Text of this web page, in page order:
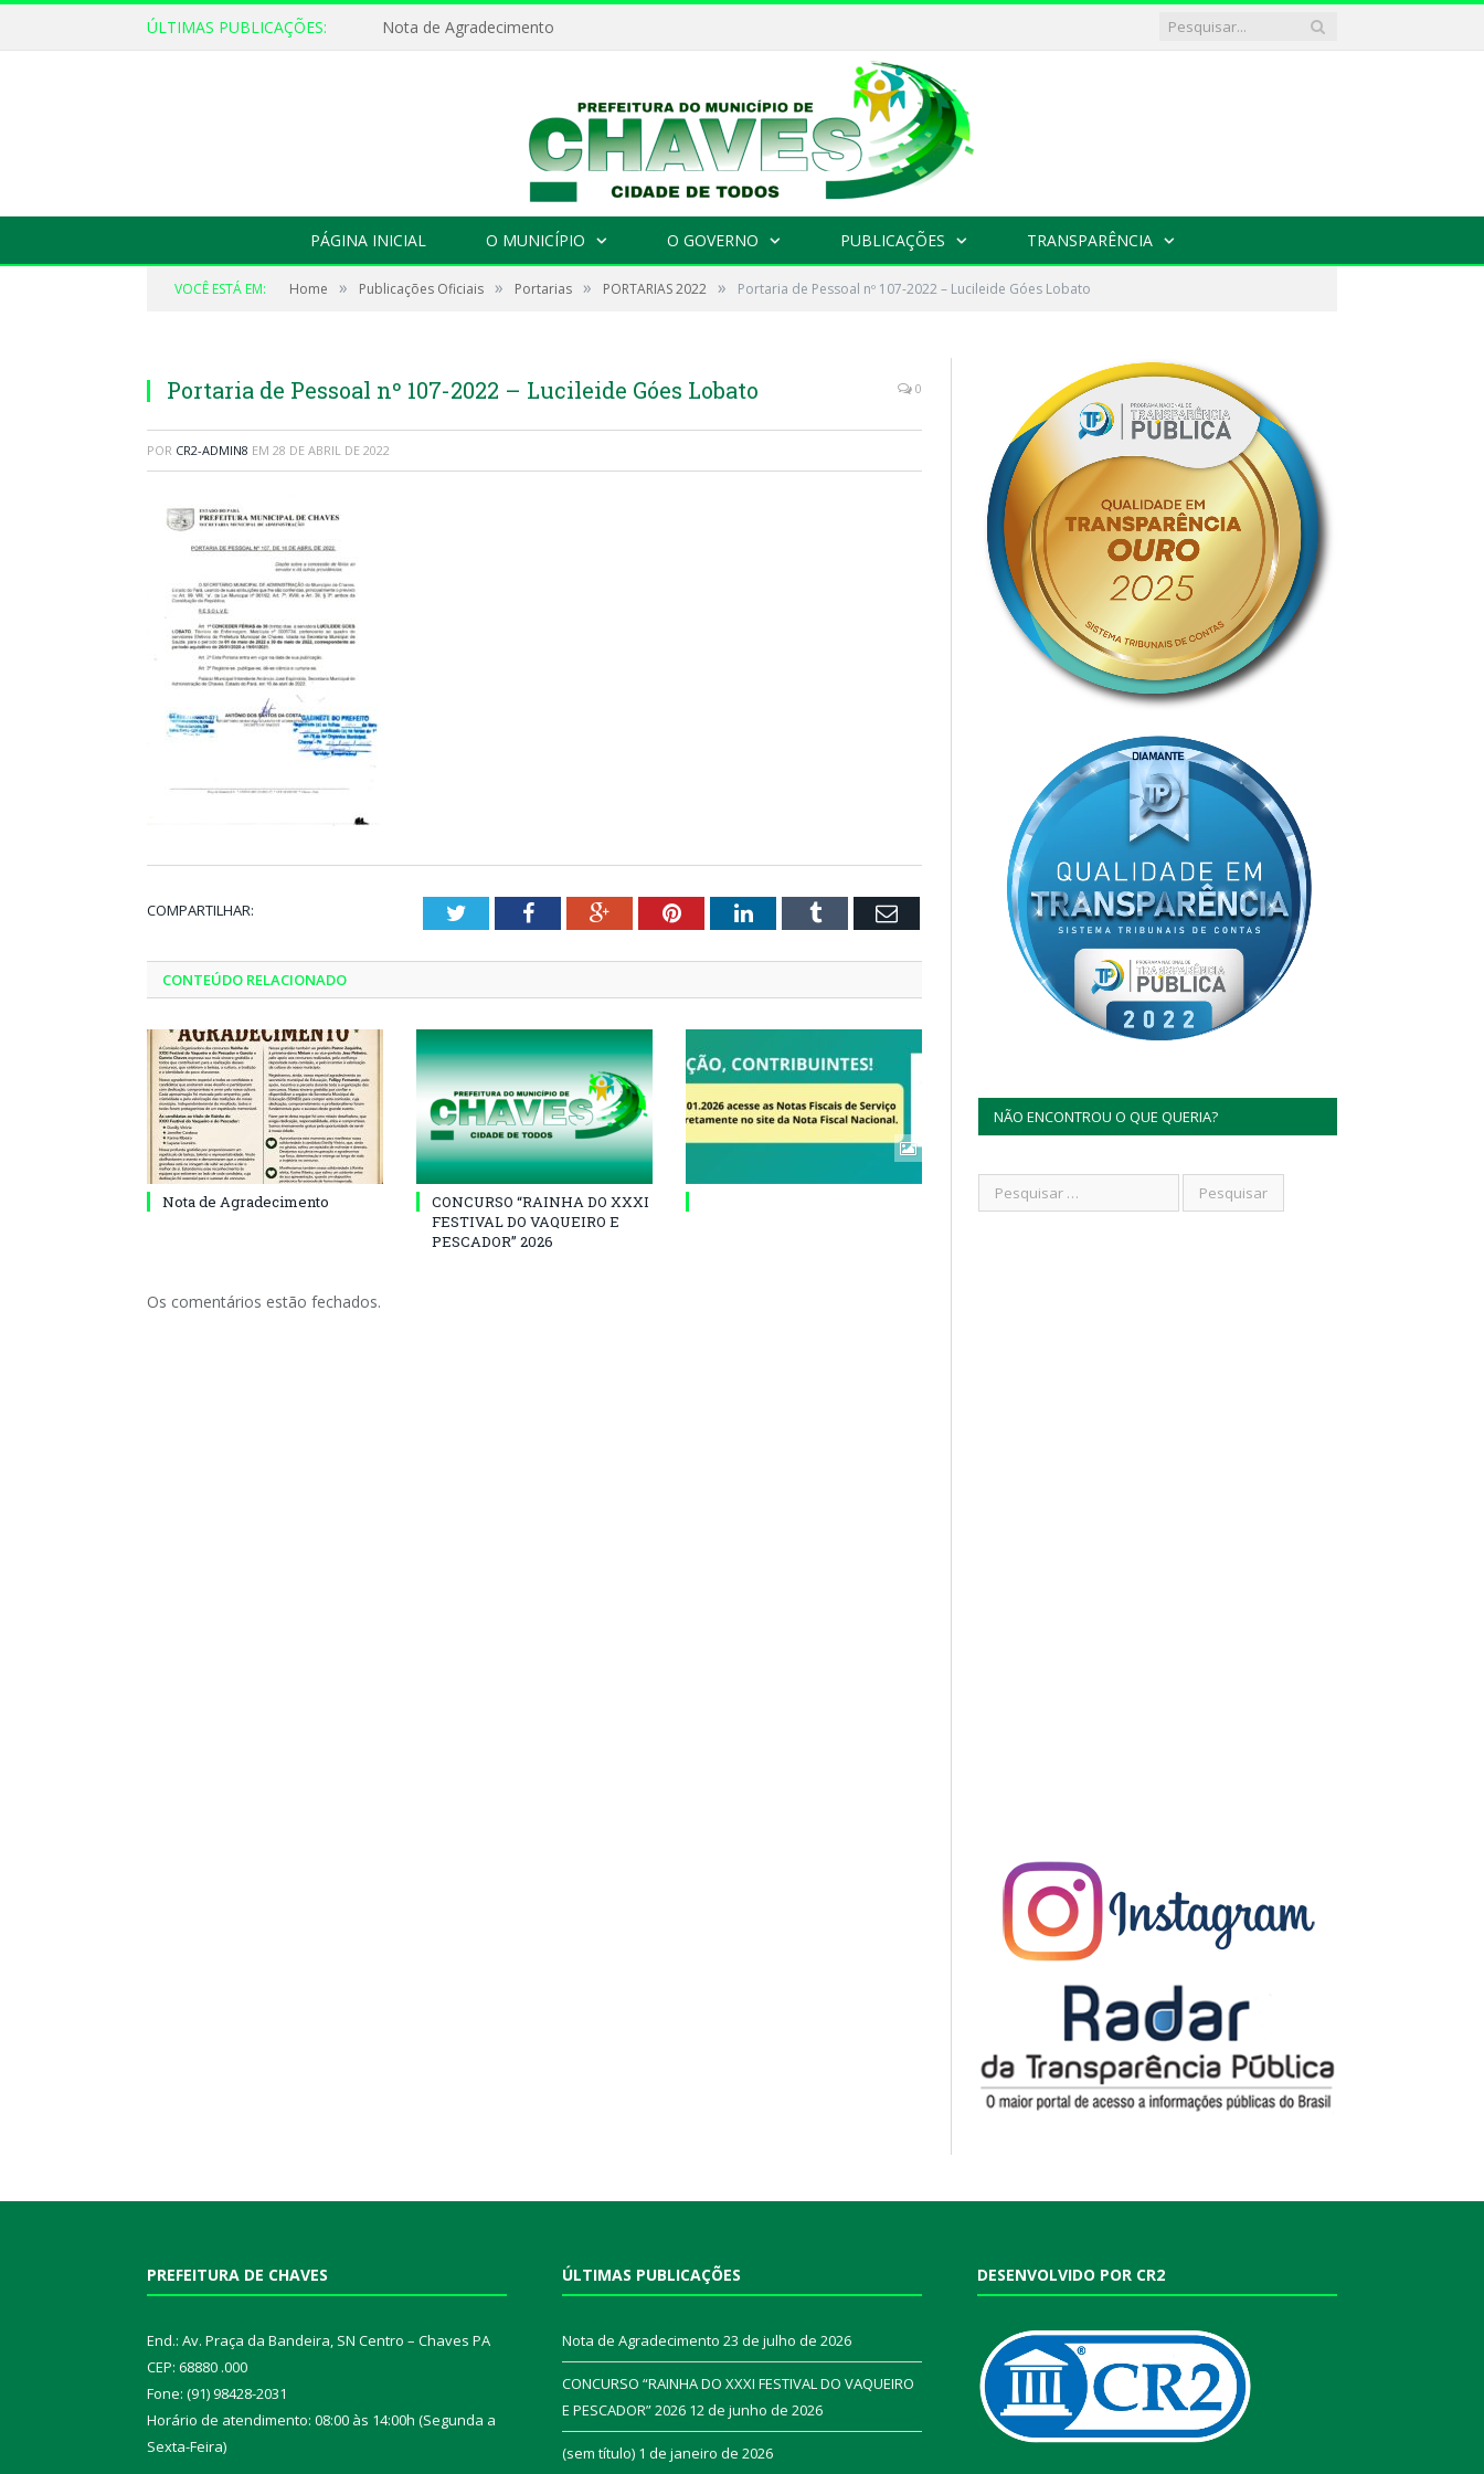
ÚLTIMAS PUBLICAÇÕES: Nota de Agradecimento
PÁGINA INICIAL O MUNICÍPIO O GOVERNO PUBLICAÇÕES TRANSPARÊNCIA
VOCÊ ESTÁ EM: Home » Publicações Oficiais » Portarias » PORTARIAS 2022 » Portaria de Pessoal nº 107-2022 – Lucileide Góes Lobato
Portaria de Pessoal nº 107-2022 – Lucileide Góes Lobato 0
POR CR2-ADMIN8 EM 28 DE ABRIL DE 2022
COMPARTILHAR: TwitterFacebookGoogle+PinterestLinkedInTumblr Email
CONTEÚDO RELACIONADO
Nota de Agradecimento
CONCURSO “RAINHA DO XXXI
FESTIVAL DO VAQUEIRO E
PESCADOR” 2026
Os comentários estão fechados.
NÃO ENCONTROU O QUE QUERIA?
PREFEITURA DE CHAVES
End.: Av. Praça da Bandeira, SN Centro – Chaves PA
CEP: 68880 .000
Fone: (91) 98428-2031
Horário de atendimento: 08:00 às 14:00h (Segunda a
Sexta-Feira)
ÚLTIMAS PUBLICAÇÕES
Nota de Agradecimento 23 de julho de 2026
CONCURSO “RAINHA DO XXXI FESTIVAL DO VAQUEIRO
E PESCADOR” 2026 12 de junho de 2026
(sem título) 1 de janeiro de 2026
DESENVOLVIDO POR CR2